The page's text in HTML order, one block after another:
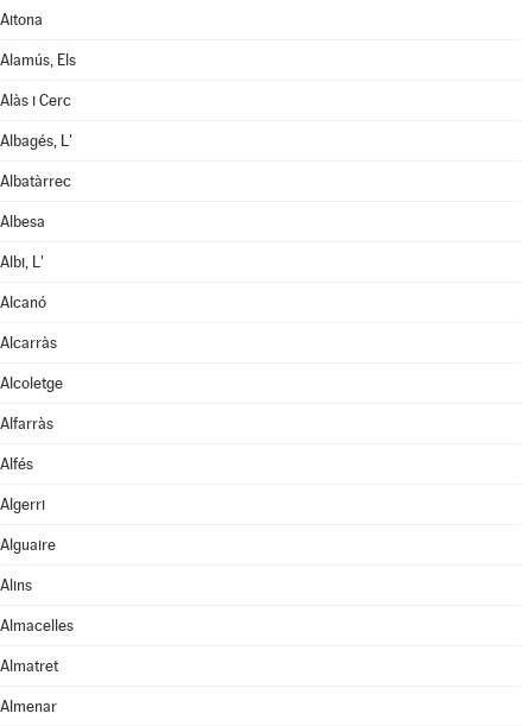
Aitona
Alamús, Els
Alàs i Cerc
Albagés, L'
Albatàrrec
Albesa
Albi, L'
Alcanó
Alcarràs
Alcoletge
Alfarràs
Alfés
Algerri
Alguaire
Alins
Almacelles
Almatret
Almenar